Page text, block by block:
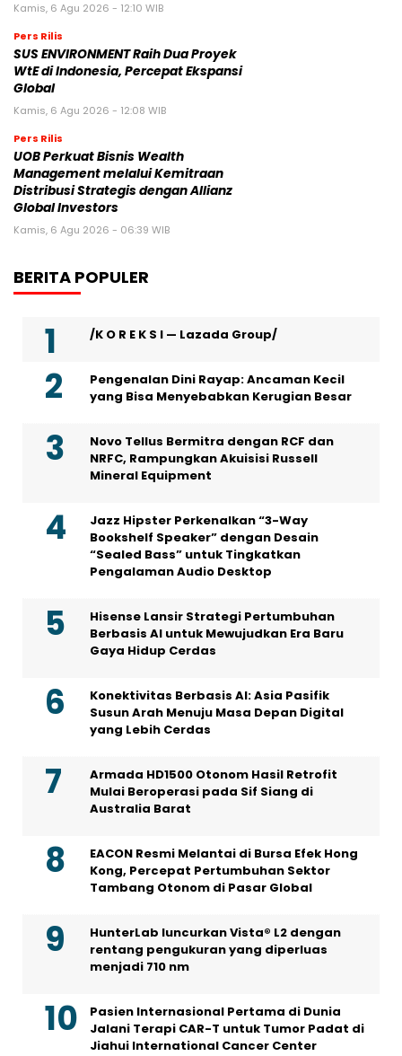
Kamis, 6 Agu 2026 - 12:10 WIB
Pers Rilis
SUS ENVIRONMENT Raih Dua Proyek
WtE di Indonesia, Percepat Ekspansi
Global
Kamis, 6 Agu 2026 - 12:08 WIB
Pers Rilis
UOB Perkuat Bisnis Wealth
Management melalui Kemitraan
Distribusi Strategis dengan Allianz
Global Investors
Kamis, 6 Agu 2026 - 06:39 WIB
BERITA POPULER
/K O R E K S I — Lazada Group/
Pengenalan Dini Rayap: Ancaman Kecil
yang Bisa Menyebabkan Kerugian Besar
Novo Tellus Bermitra dengan RCF dan
NRFC, Rampungkan Akuisisi Russell
Mineral Equipment
Jazz Hipster Perkenalkan “3-Way
Bookshelf Speaker” dengan Desain
“Sealed Bass” untuk Tingkatkan
Pengalaman Audio Desktop
Hisense Lansir Strategi Pertumbuhan
Berbasis AI untuk Mewujudkan Era Baru
Gaya Hidup Cerdas
Konektivitas Berbasis AI: Asia Pasifik
Susun Arah Menuju Masa Depan Digital
yang Lebih Cerdas
Armada HD1500 Otonom Hasil Retrofit
Mulai Beroperasi pada Sif Siang di
Australia Barat
EACON Resmi Melantai di Bursa Efek Hong
Kong, Percepat Pertumbuhan Sektor
Tambang Otonom di Pasar Global
HunterLab luncurkan Vista® L2 dengan
rentang pengukuran yang diperluas
menjadi 710 nm
Pasien Internasional Pertama di Dunia
Jalani Terapi CAR-T untuk Tumor Padat di
Jiahui International Cancer Center